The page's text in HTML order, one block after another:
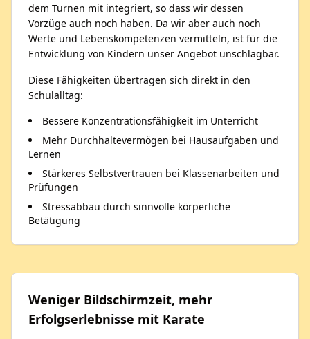
dem Turnen mit integriert, so dass wir dessen
Vorzüge auch noch haben. Da wir aber auch noch
Werte und Lebenskompetenzen vermitteln, ist für die
Entwicklung von Kindern unser Angebot unschlagbar.
Diese Fähigkeiten übertragen sich direkt in den
Schulalltag:
Bessere Konzentrationsfähigkeit im Unterricht
Mehr Durchhaltevermögen bei Hausaufgaben und
Lernen
Stärkeres Selbstvertrauen bei Klassenarbeiten und
Prüfungen
Stressabbau durch sinnvolle körperliche
Betätigung
Weniger Bildschirmzeit, mehr
Erfolgserlebnisse mit Karate